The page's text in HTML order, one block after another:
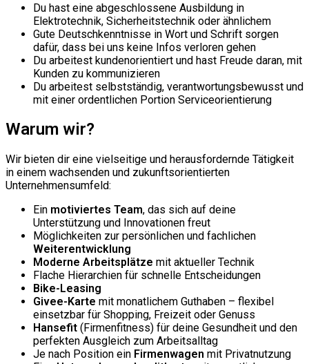
Du hast eine abgeschlossene Ausbildung in
Elektrotechnik, Sicherheitstechnik oder ähnlichem
Gute Deutschkenntnisse in Wort und Schrift sorgen
dafür, dass bei uns keine Infos verloren gehen
Du arbeitest kundenorientiert und hast Freude daran, mit
Kunden zu kommunizieren
Du arbeitest selbstständig, verantwortungsbewusst und
mit einer ordentlichen Portion Serviceorientierung
Warum wir?
Wir bieten dir eine vielseitige und herausfordernde Tätigkeit
in einem wachsenden und zukunftsorientierten
Unternehmensumfeld:
Ein motiviertes Team, das sich auf deine
Unterstützung und Innovationen freut
Möglichkeiten zur persönlichen und fachlichen
Weiterentwicklung
Moderne Arbeitsplätze mit aktueller Technik
Flache Hierarchien für schnelle Entscheidungen
Bike-Leasing
Givee-Karte mit monatlichem Guthaben – flexibel
einsetzbar für Shopping, Freizeit oder Genuss
Hansefit (Firmenfitness) für deine Gesundheit und den
perfekten Ausgleich zum Arbeitsalltag
Je nach Position ein Firmenwagen mit Privatnutzung